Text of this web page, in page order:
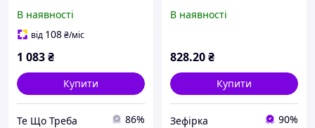
графіт молоко шоколад
42-44 46-48
В наявності
від 108₴/міс
1 083₴
Купити
Те Що Треба 86%
флісовий на блискавці
В наявності
828.20₴
Купити
Зефірка 90%